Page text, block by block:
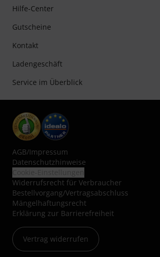
Hilfe-Center
Gutscheine
Kontakt
Ladengeschäft
Service im Überblick
AGB/Impressum
Datenschutzhinweise
Widerrufsrecht für Verbraucher
Bestellvorgang/Vertragsabschluss
Mängelhaftungsrecht
Erklärung zur Barrierefreiheit
Vertrag widerrufen